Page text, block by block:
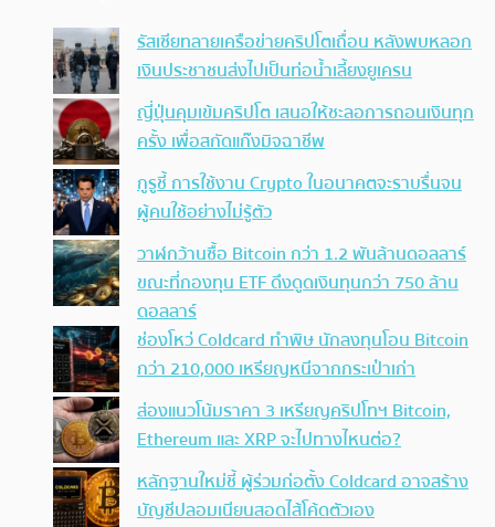
รัสเซียทลายเครือข่ายคริปโตเถื่อน หลังพบหลอก
เงินประชาชนส่งไปเป็นท่อน้ำเลี้ยงยูเครน
ญี่ปุ่นคุมเข้มคริปโต เสนอให้ชะลอการถอนเงินทุก
ครั้ง เพื่อสกัดแก๊งมิจฉาชีพ
กูรูชี้ การใช้งาน Crypto ในอนาคตจะราบรื่นจน
ผู้คนใช้อย่างไม่รู้ตัว
วาฬกว้านซื้อ Bitcoin กว่า 1.2 พันล้านดอลลาร์
ขณะที่กองทุน ETF ดึงดูดเงินทุนกว่า 750 ล้าน
ดอลลาร์
ช่องโหว่ Coldcard ทำพิษ นักลงทุนโอน Bitcoin
กว่า 210,000 เหรียญหนีจากกระเป๋าเก่า
ส่องแนวโน้มราคา 3 เหรียญคริปโทฯ Bitcoin,
Ethereum และ XRP จะไปทางไหนต่อ?
หลักฐานใหม่ชี้ ผู้ร่วมก่อตั้ง Coldcard อาจสร้าง
บัญชีปลอมเนียนสอดไส้โค้ดตัวเอง